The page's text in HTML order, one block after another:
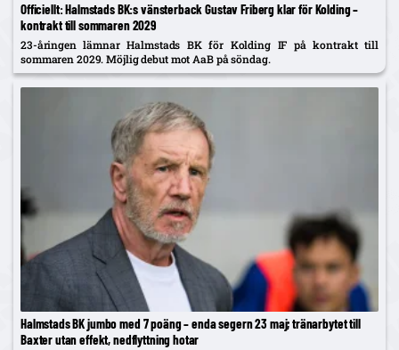
Officiellt: Halmstads BK:s vänsterback Gustav Friberg klar för Kolding –
kontrakt till sommaren 2029
23-åringen lämnar Halmstads BK för Kolding IF på kontrakt till
sommaren 2029. Möjlig debut mot AaB på söndag.
Halmstads BK jumbo med 7 poäng – enda segern 23 maj; tränarbytet till
Baxter utan effekt, nedflyttning hotar